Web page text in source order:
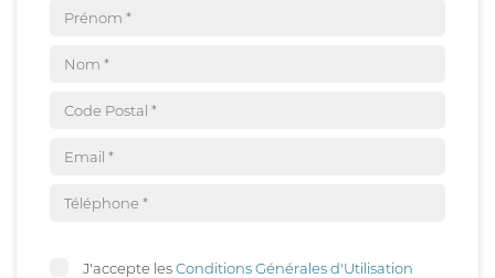
J'accepte lesConditions Générales d'Utilisation